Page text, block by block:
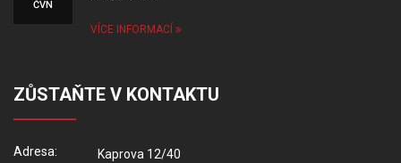
ČVN
VÍCE INFORMACÍ
ZŮSTAŇTE V KONTAKTU
Adresa:
Kaprova 12/40